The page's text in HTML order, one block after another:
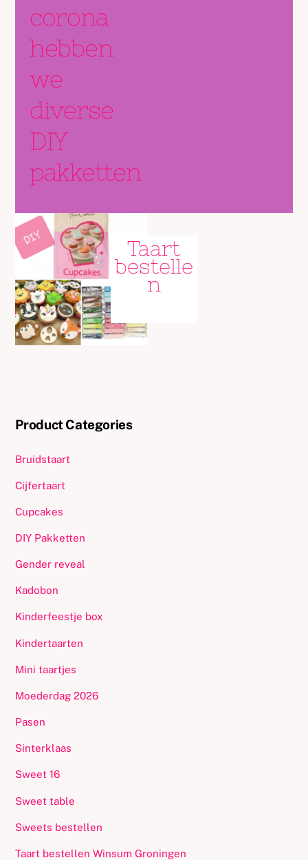
corona
hebben
we
diverse
DIY
pakketten
Taart
bestelle
n
Product Categories
Bruidstaart
Cijfertaart
Cupcakes
DIY Pakketten
Gender reveal
Kadobon
Kinderfeestje box
Kindertaarten
Mini taartjes
Moederdag 2026
Pasen
Sinterklaas
Sweet 16
Sweet table
Sweets bestellen
Taart bestellen Winsum Groningen